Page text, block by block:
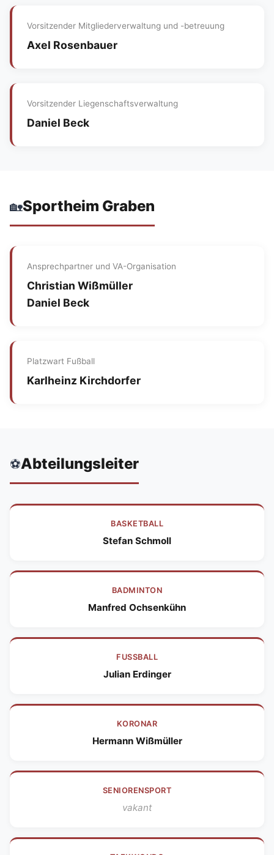
Vorsitzender Mitgliederverwaltung und -betreuung
Axel Rosenbauer
Vorsitzender Liegenschaftsverwaltung
Daniel Beck
🏡Sportheim Graben
Ansprechpartner und VA-Organisation
Christian Wißmüller
Daniel Beck
Platzwart Fußball
Karlheinz Kirchdorfer
⚽Abteilungsleiter
BASKETBALL
Stefan Schmoll
BADMINTON
Manfred Ochsenkühn
FUSSBALL
Julian Erdinger
KORONAR
Hermann Wißmüller
SENIORENSPORT
vakant